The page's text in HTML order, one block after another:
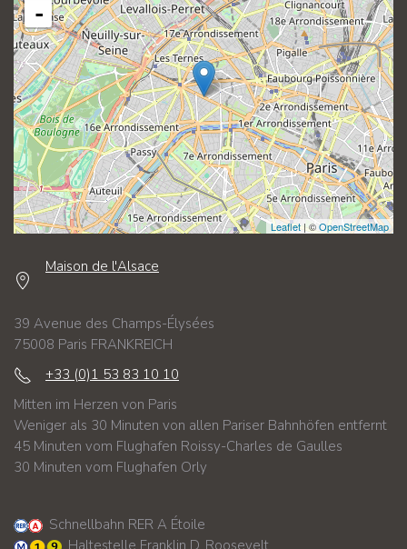
-
Leaflet| ©OpenStreetMap
Maison de l'Alsace
39 Avenue des Champs-Élysées
75008 Paris FRANKREICH
+33 (0)1 53 83 10 10
Mitten im Herzen von Paris
Weniger als 30 Minuten von allen Pariser Bahnhöfen entfernt
45 Minuten vom Flughafen Roissy-Charles de Gaulles
30 Minuten vom Flughafen Orly
Schnellbahn RER A Étoile
Haltestelle Franklin D. Roosevelt